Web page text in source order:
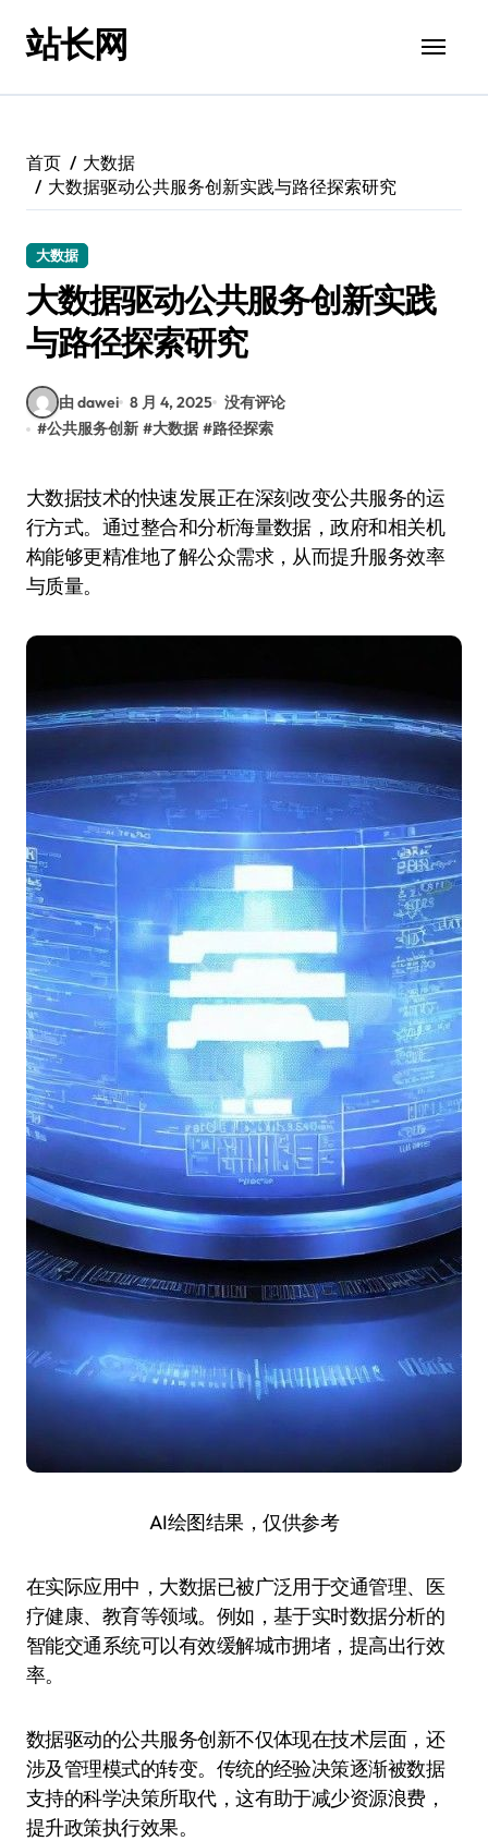
站长网
首页
大数据
大数据驱动公共服务创新实践与路径探索研究
大数据
大数据驱动公共服务创新实践
与路径探索研究
由 dawei 8 月 4, 2025 没有评论
#公共服务创新 #大数据 #路径探索
大数据技术的快速发展正在深刻改变公共服务的运
行方式。通过整合和分析海量数据，政府和相关机
构能够更精准地了解公众需求，从而提升服务效率
与质量。
AI绘图结果，仅供参考
在实际应用中，大数据已被广泛用于交通管理、医
疗健康、教育等领域。例如，基于实时数据分析的
智能交通系统可以有效缓解城市拥堵，提高出行效
率。
数据驱动的公共服务创新不仅体现在技术层面，还
涉及管理模式的转变。传统的经验决策逐渐被数据
支持的科学决策所取代，这有助于减少资源浪费，
提升政策执行效果。